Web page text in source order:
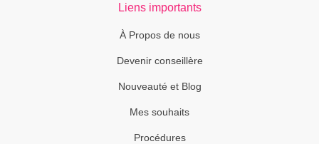
Liens importants
À Propos de nous
Devenir conseillère
Nouveauté et Blog
Mes souhaits
Procédures